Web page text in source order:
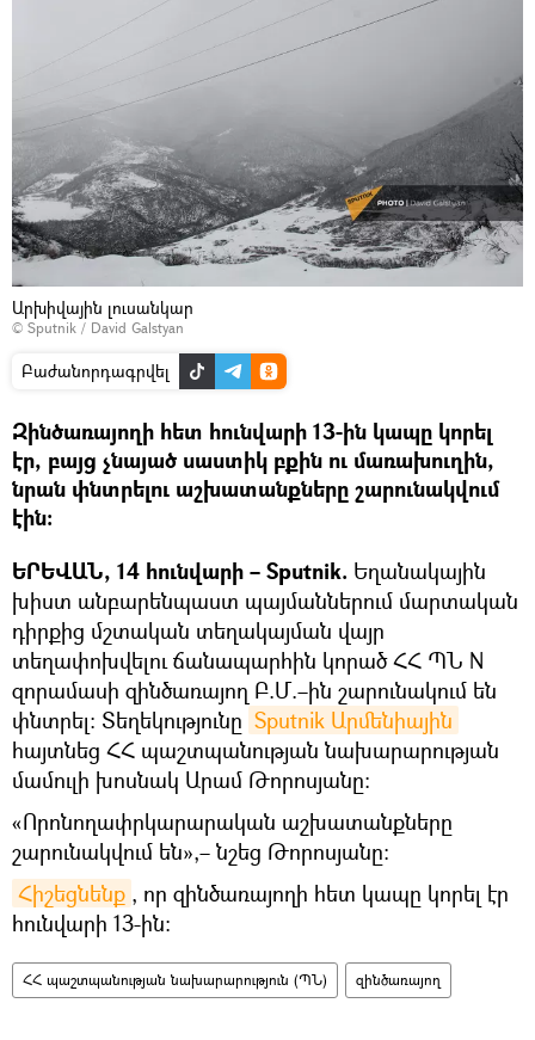
Արխիվային լուսանկար
© Sputnik / David Galstyan
Բաժանորդագրվել
Զինծառայողի հետ հունվարի 13-ին կապը կորել
էր, բայց չնայած սաստիկ բքին ու մառախուղին,
նրան փնտրելու աշխատանքները շարունակվում
էին։
ԵՐԵՎԱՆ, 14 հունվարի – Sputnik. Եղանակային
խիստ անբարենպաստ պայմաններում մարտական
դիրքից մշտական տեղակայման վայր
տեղափոխվելու ճանապարհին կորած ՀՀ ՊՆ N
զորամասի զինծառայող Բ.Մ.–ին շարունակում են
փնտրել։ Տեղեկությունը Sputnik Արմենիային
հայտնեց ՀՀ պաշտպանության նախարարության
մամուլի խոսնակ Արամ Թորոսյանը։
«Որոնողափրկարարական աշխատանքները
շարունակվում են»,– նշեց Թորոսյանը։
Հիշեցնենք , որ զինծառայողի հետ կապը կորել էր
հունվարի 13-ին։
ՀՀ պաշտպանության նախարարություն (ՊՆ) զինծառայող